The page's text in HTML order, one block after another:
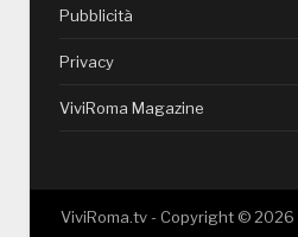
Pubblicità
Privacy
ViviRoma Magazine
ViviRoma.tv - Copyright © 2026